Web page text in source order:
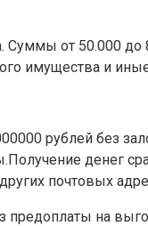
Суммы от 50.000
имущества и
рублей без
денег
почтовых
предоплаты на